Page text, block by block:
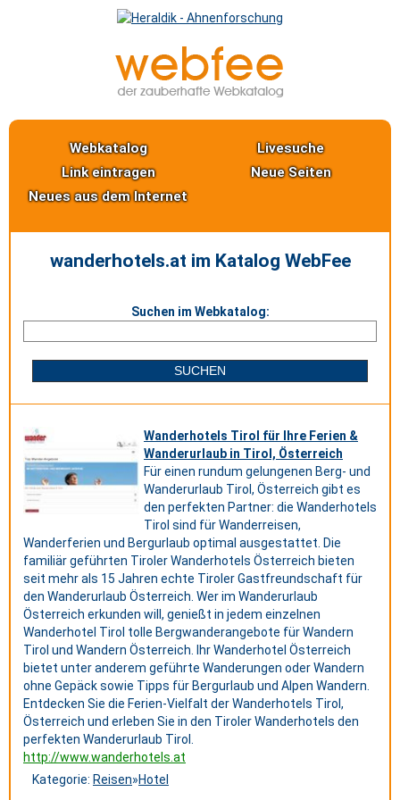
Webkatalog
Livesuche
Link eintragen
Neue Seiten
Neues aus dem Internet
wanderhotels.at im Katalog WebFee
Suchen im Webkatalog:
Wanderhotels Tirol für Ihre Ferien &
Wanderurlaub in Tirol, Österreich
Für einen rundum gelungenen Berg- und
Wanderurlaub Tirol, Österreich gibt es
den perfekten Partner: die Wanderhotels
Tirol sind für Wanderreisen,
Wanderferien und Bergurlaub optimal ausgestattet. Die
familiär geführten Tiroler Wanderhotels Österreich bieten
seit mehr als 15 Jahren echte Tiroler Gastfreundschaft für
den Wanderurlaub Österreich. Wer im Wanderurlaub
Österreich erkunden will, genießt in jedem einzelnen
Wanderhotel Tirol tolle Bergwanderangebote für Wandern
Tirol und Wandern Österreich. Ihr Wanderhotel Österreich
bietet unter anderem geführte Wanderungen oder Wandern
ohne Gepäck sowie Tipps für Bergurlaub und Alpen Wandern.
Entdecken Sie die Ferien-Vielfalt der Wanderhotels Tirol,
Österreich und erleben Sie in den Tiroler Wanderhotels den
perfekten Wanderurlaub Tirol.
http://www.wanderhotels.at
Kategorie: Reisen»Hotel